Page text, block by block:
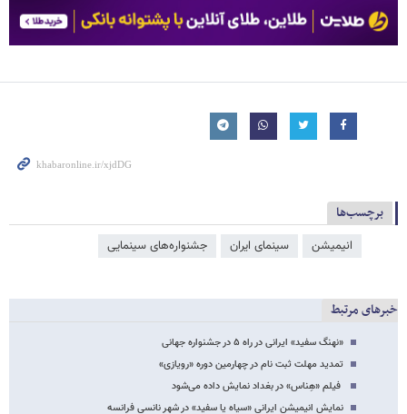
برچسب‌ها
انیمیشن سینمای ایران جشنواره‌های سینمایی
خبرهای مرتبط
«نهنگ سفید» ایرانی در راه ۵ در جشنواره‌ جهانی
تمدید مهلت ثبت نام در چهارمین دوره «رویازی»
فیلم «هِناس» در بغداد نمایش داده می‌شود
نمایش انیمیشنِ ایرانی «سیاه یا سفید» در شهر نانسی فرانسه